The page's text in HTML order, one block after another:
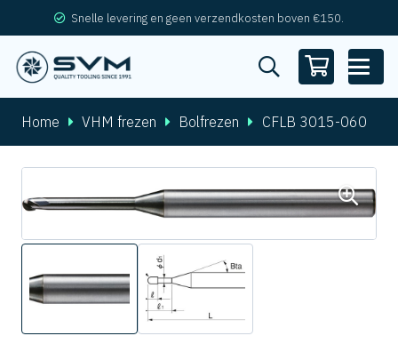
Snelle levering en geen verzendkosten boven €150.
Home VHM frezen Bolfrezen CFLB 3015-060